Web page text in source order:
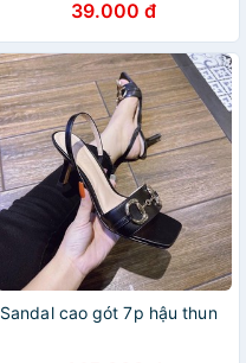
39.000 đ
Sandal cao gót 7p hậu thun